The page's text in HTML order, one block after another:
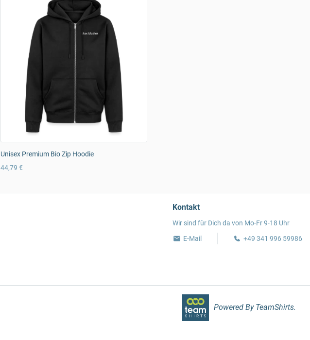
Unisex Premium Bio Zip Hoodie
44,79 €
Kontakt
Wir sind für Dich da von Mo-Fr 9-18 Uhr
E-Mail
+49 341 996 59986
Powered By TeamShirts.